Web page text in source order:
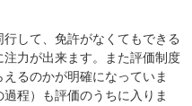
して、免許がなくてもできる
力が出来ます。また評価制度
るのかが明確になっていま
程）も評価のうちに入りま